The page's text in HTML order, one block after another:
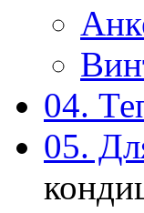
04.
05.